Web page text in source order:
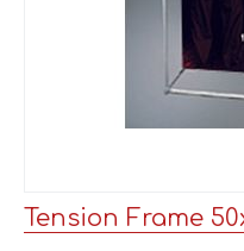
Tension Frame